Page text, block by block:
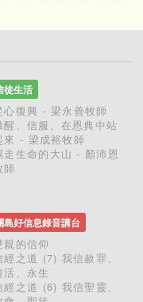
徒生活
心復興 - 梁永善牧師
醒、信服、在恩典中站
來 - 梁成裕牧師
走生命的大山 - 顏沛恩
師
島好信息錄音講台
親的信仰
經之道 (7) 我信赦罪、
活、永生
經之道 (6) 我信聖靈、